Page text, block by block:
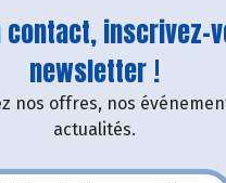
contact, inscrivez-
newsletter !
nos offres, nos
actualités.